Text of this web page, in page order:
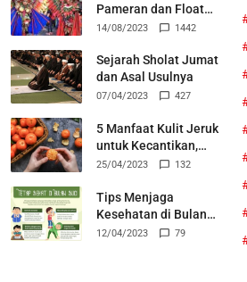
Pameran dan Float
Durian Parigi Moutong
2023
14/08/2023 1442
Sejarah Sholat Jumat
dan Asal Usulnya
07/04/2023 427
5 Manfaat Kulit Jeruk
untuk Kecantikan,
Bisa Jadi Skincare
25/04/2023 132
Tips Menjaga
Kesehatan di Bulan
Suci Ramadhan
12/04/2023 79